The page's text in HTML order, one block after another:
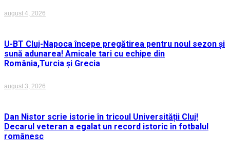
august 4, 2026
U-BT Cluj-Napoca începe pregătirea pentru noul sezon și
sună adunarea! Amicale tari cu echipe din
România,Turcia și Grecia
august 3, 2026
Dan Nistor scrie istorie în tricoul Universității Cluj!
Decarul veteran a egalat un record istoric în fotbalul
românesc